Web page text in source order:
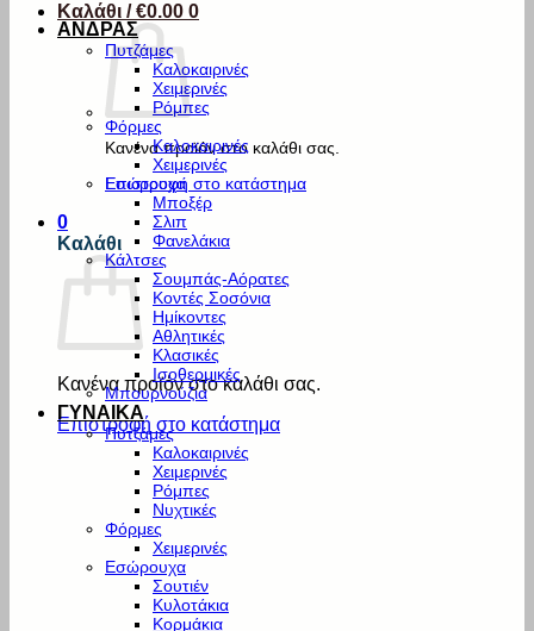
Καλάθι /€0.00 0
Κανένα προϊόν στο καλάθι σας.
Επιστροφή στο κατάστημα
0
Καλάθι
Κανένα προϊόν στο καλάθι σας.
Επιστροφή στο κατάστημα
ΑΝΔΡΑΣ
Πυτζάμες
Καλοκαιρινές
Χειμερινές
Ρόμπες
Φόρμες
Καλοκαιρινές
Χειμερινές
Εσώρουχα
Μποξέρ
Σλιπ
Φανελάκια
Κάλτσες
Σουμπάς-Αόρατες
Κοντές Σοσόνια
Ημίκοντες
Αθλητικές
Κλασικές
Ισοθερμικές
Μπουρνούζια
ΓΥΝΑΙΚΑ
Πυτζάμες
Καλοκαιρινές
Χειμερινές
Ρόμπες
Νυχτικές
Φόρμες
Χειμερινές
Εσώρουχα
Σουτιέν
Κυλοτάκια
Κορμάκια